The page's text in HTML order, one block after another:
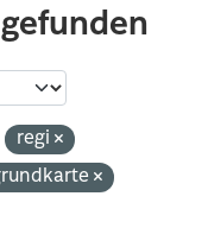
regi